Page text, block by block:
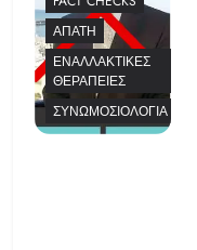
ΑΠΆΤΗ
ΕΝΑΛΛΑΚΤΙΚΈΣ
ΘΕΡΑΠΕΊΕΣ
ΣΥΝΩΜΟΣΙΟΛΟΓΊΑ